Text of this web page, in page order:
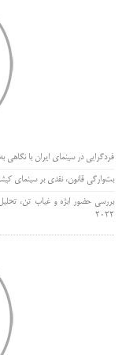
فردگرایی در سینمای ایران با
بت‌وارگی قانون، نقدی بر سینمای
بررسی حضور ابژه و غیاب تن،
۲۰۲۲